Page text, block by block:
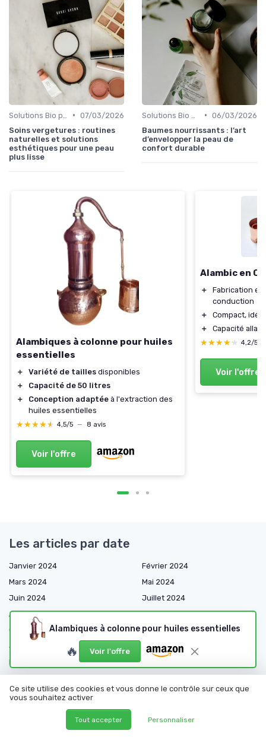
• 07/03/2026
Soins vergetures : routines
naturelles et solutions
esthétiques pour une peau
plus lisse
• 06/03/2026
Baumes nourrissants : l’art
d’envelopper la peau de
confort durable
Alambiques à colonne pour huiles
essentielles
＋ Variété de tailles disponibles
＋
Capacité de 50 litres
＋
Conception adaptée à l'extraction des
huiles essentielles
★★★★★
★★★★★ 4,5/5 — 8 avis
Voir l'offre
Alambic en
＋
Fabrication en
conduction
＋
Compact,
＋
Capacité
★★★★★
★★★★★ 4,2/5
Voir l'offre
Alambiques à colonne pour huiles essentielles
🔥 Voir l'offre
Les articles par date
Janvier 2024
Février 2024
Mars 2024
Mai 2024
Juin 2024
Juillet 2024
Août 2024
Septembre 2024
Octobre 2024
Décembre 2024
Janvier 2025
Février 2025
Mars 2025
Juillet 2025
Août 2025
Septembre 2025
Novembre 2025
Ce site utilise des cookies et vous donne le contrôle sur ceux que
vous souhaitez activer
Tout accepter Personnaliser